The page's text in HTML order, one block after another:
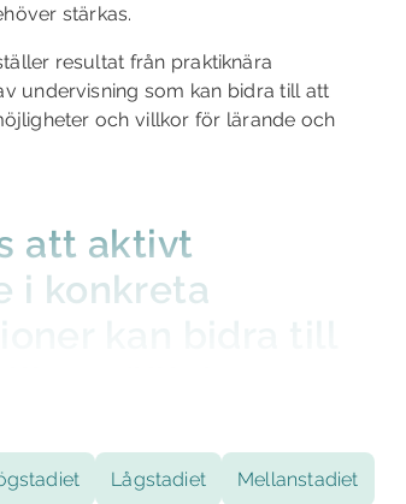
stärkas.
resultat från praktiknära
undervisning som kan bidra till att
och villkor för lärande och
att aktivt
i konkreta
möjligheter
resultaten?
Lågstadiet Mellanstadiet